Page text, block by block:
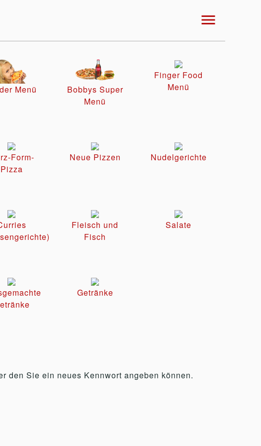
menu
Menü
Bobbys Super
Menü
Finger Food
Menü
Form-
Pizza
Neue Pizzen Nudelgerichte
Fleisch und
Fisch
Salate
Getränke
den Sie ein neues Kennwort angeben können.